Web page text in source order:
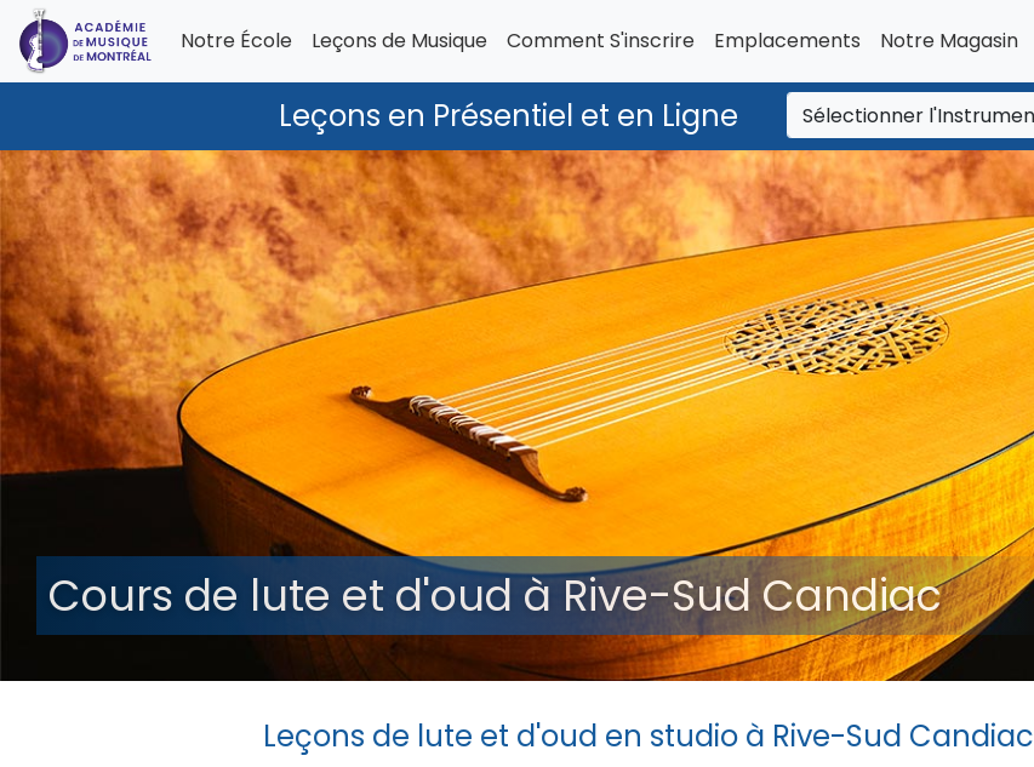
Notre École Leçons de Musique Comment S'inscrire Emplacements Notre Magasin
Leçons en Présentiel et en Ligne
Cours de lute et d'oud à Rive-Sud Candiac
Leçons de lute et d'oud en studio à Rive-Sud Candiac